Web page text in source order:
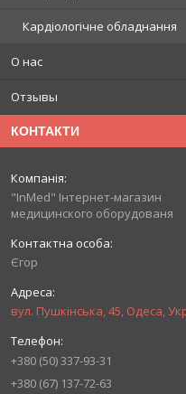
Кардіологічне обладнання
О нас
Отзывы
КОНТАКТИ
"InMed" Інтернет-магазин
медицинского оборудованя
Єгор
вул. Пушкінська, 45, Одеса,
+380 (50) 337-93-31
+380 (67) 137-72-63